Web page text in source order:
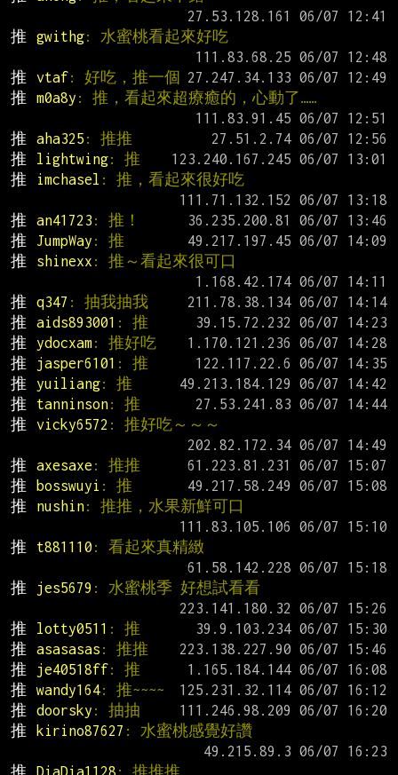
推
gwithg: 水蜜桃看起來好吃
推
vtaf: 好吃，推一個
推
m0a8y : 推，看起來超療癒的，心動了……
推
aha325 : 推推
推
lightwing: 推
推
imchasel : 推，看起來很好吃
推
an41723 : 推！
推
JumpWay : 推
推
shinexx : 推～看起來很可口
推
q347 : 抽我抽我
推
aids893001 : 推
推
ydocxam: 推好吃
推
jasper6101 : 推
推
yuiliang: 推
推
tanninson: 推
推
vicky6572 : 推好吃～～～
推
axesaxe : 推推
推
bosswuyi : 推
推
nushin: 推推，水果新鮮可口
推
t881110 : 看起來真精緻
推
jes5679 : 水蜜桃季 好想試看看
推
lotty0511 : 推
推
asasasas : 推推
推
je40518ff: 推
推
wandy164: 推~~~~
推
doorsky : 抽抽
推
kirino87627 : 水蜜桃感覺好讚
推
DiaDia1128 : 推推推